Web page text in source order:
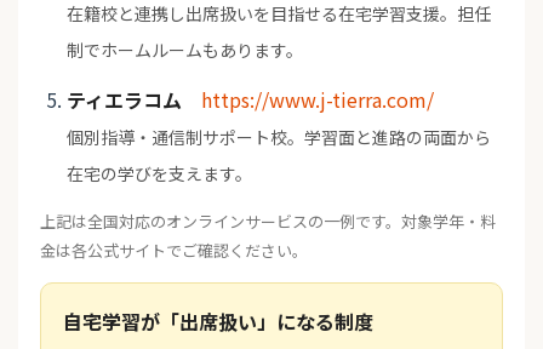
在籍校と連携し出席扱いを目指せる在宅学習支援。担任
制でホームルームもあります。
ティエラコム https://www.j-tierra.com/
個別指導・通信制サポート校。学習面と進路の両面から
在宅の学びを支えます。
上記は全国対応のオンラインサービスの一例です。対象学年・料
金は各公式サイトでご確認ください。
自宅学習が「出席扱い」になる制度